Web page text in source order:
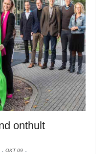
onthult
OKT 09